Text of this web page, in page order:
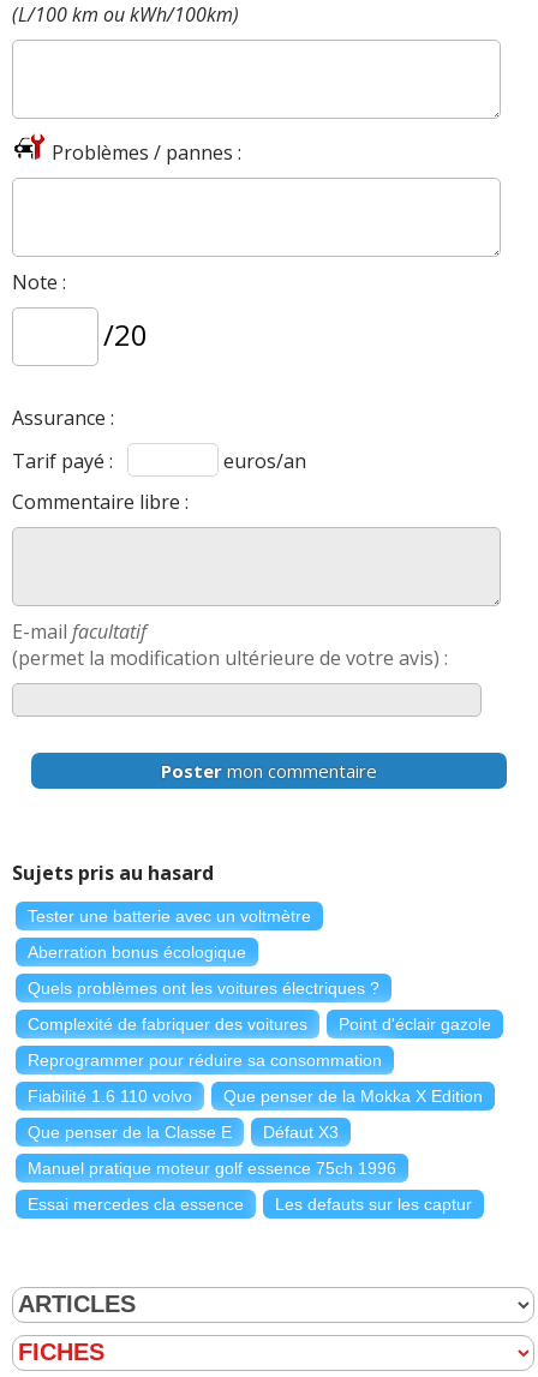
(L/100 km ou kWh/100km)
Problèmes / pannes :
Note :
/20
Assurance :
Tarif payé :
euros/an
Commentaire libre :
E-mail facultatif
(permet la modification ultérieure de votre avis) :
Poster mon commentaire
Sujets pris au hasard
Tester une batterie avec un voltmètre
Aberration bonus écologique
Quels problèmes ont les voitures électriques ?
Complexité de fabriquer des voitures
Point d'éclair gazole
Reprogrammer pour réduire sa consommation
Fiabilité 1.6 110 volvo
Que penser de la Mokka X Edition
Que penser de la Classe E
Défaut X3
Manuel pratique moteur golf essence 75ch 1996
Essai mercedes cla essence
Les defauts sur les captur